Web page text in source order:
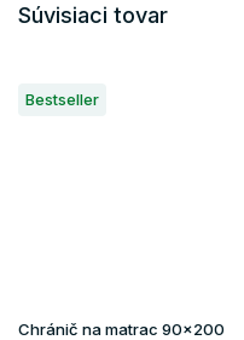
Súvisiaci tovar
Bestseller
Chránič na matrac 90x200